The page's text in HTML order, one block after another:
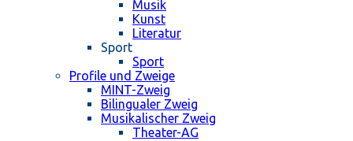
Musik
Kunst
Literatur
Sport
Sport
Profile und Zweige
MINT-Zweig
Bilingualer Zweig
Musikalischer Zweig
Theater-AG